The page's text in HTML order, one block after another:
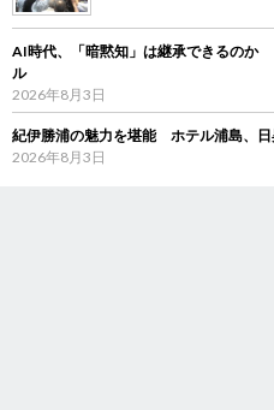
AI時代、「暗黙知」は継承できるのか
ル
2026年8月3日
紀伊勝浦の魅力を堪能 ホテル浦島、日
2026年8月3日